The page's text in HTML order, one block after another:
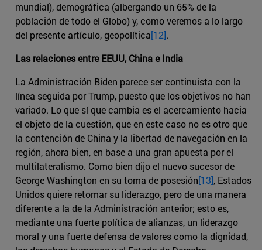
mundial), demográfica (albergando un 65% de la
población de todo el Globo) y, como veremos a lo largo
del presente artículo, geopolítica[12].
Las relaciones entre EEUU, China e India
La Administración Biden parece ser continuista con la
línea seguida por Trump, puesto que los objetivos no han
variado. Lo que sí que cambia es el acercamiento hacia
el objeto de la cuestión, que en este caso no es otro que
la contención de China y la libertad de navegación en la
región, ahora bien, en base a una gran apuesta por el
multilateralismo. Como bien dijo el nuevo sucesor de
George Washington en su toma de posesión[13], Estados
Unidos quiere retomar su liderazgo, pero de una manera
diferente a la de la Administración anterior; esto es,
mediante una fuerte política de alianzas, un liderazgo
moral y una fuerte defensa de valores como la dignidad,